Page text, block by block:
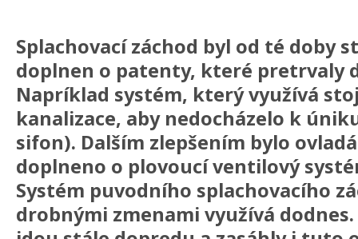
Splachovací záchod byl od té doby
doplnen o patenty, které pretrvaly
Napríklad systém, který využívá
kanalizace, aby nedocházelo k
sifon). Dalším zlepšením bylo
doplneno o plovoucí ventilový
Systém puvodního splachovacího
drobnými zmenami využívá